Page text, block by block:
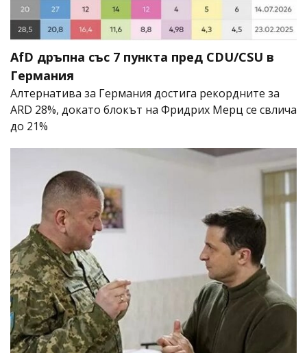
AfD дръпна със 7 пункта пред CDU/CSU в
Германия
Алтернатива за Германия достига рекордните за
ARD 28%, докато блокът на Фридрих Мерц се свлича
до 21%